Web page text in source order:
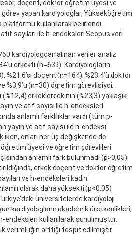
doçent, doktor öğretim üyesi ve
yapan kardiyologlar, Yükseköğretim
kullanılarak belirlendi.
sayıları ile h-endeksleri Scopus veri
kardiyologdan alınan veriler analiz
erkekti (n=639). Kardiyologların
%21,6’sı doçent (n=164), %23,4’ü doktor
%3,9’u (n=30) öğretim görevlisiydi.
(%12,4) erkeklerdekinin (%23,3) yaklaşık
ve atıf sayısı ile h-endeksleri
anlamlı farklılıklar vardı (tüm p-
yayın ve atıf sayısı ile h-endeksi
onları her üç değişkende de
üyesi ve öğretim görevlileri
anlamlı fark bulunmadı (p>0,05).
erkek doçent ve doktor öğretim
ve h-endeksleri kadın
olarak daha yüksekti (p<0,05).
üniversitelerde kardiyoloji
kardiyologların akademik üretkenlikleri,
h-endeksleri kullanılarak sunulmuştur.
verimliliğin arttığı tespit edilmiştir.